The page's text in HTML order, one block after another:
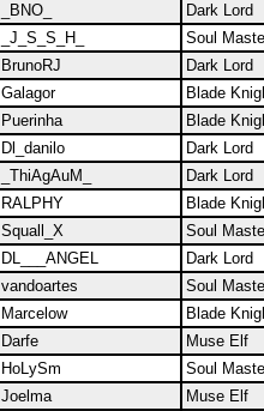
_BNO_
Dark Lord
_J_S_S_H_
Soul
BrunoRJ
Dark Lord
Galagor
Blade
Puerinha
Blade
Dl_danilo
Dark Lord
_ThiAgAuM_
Dark Lord
RALPHY
Blade
Squall_X
Soul
DL___ANGEL
Dark Lord
vandoartes
Soul
Marcelow
Blade
Darfe
Muse Elf
HoLySm
Soul
Joelma
Muse Elf